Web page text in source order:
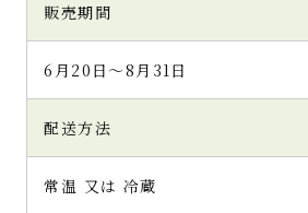
販売期間
6月20日～8月31日
配送方法
常温 又は 冷蔵